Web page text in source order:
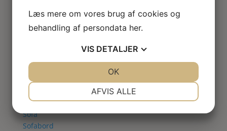
Soveværelse
Natbord
Vitrineskab
Spisebord
Stue
Sofa
Sofabord
Læs mere om vores brug af cookies og
behandling af persondata her.
VIS DETALJER
AFVIS ALLE
OK